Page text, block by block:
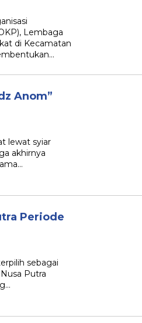
Lembaga
di Kecamatan
Anom”
lewat syiar
akhirnya
Periode
sebagai
Putra